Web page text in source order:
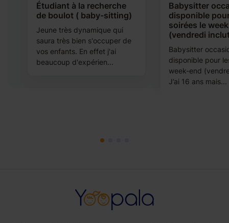
Étudiant à la recherche
de boulot ( baby-sitting)
Jeune très dynamique qui
saura très bien s'occuper de
vos enfants. En effet j'ai
beaucoup d'expérien...
Babysitter
disponible
soirées le
(vendredi
Babysitter
disponible pour
week-end
J’ai 16 ans mais...